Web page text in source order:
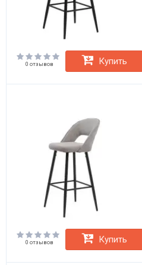
0 отзывов Купить
0 отзывов Купить